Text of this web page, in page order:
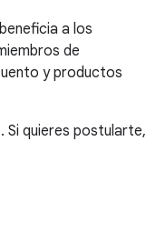
a los
de
y productos
Si quieres postularte,